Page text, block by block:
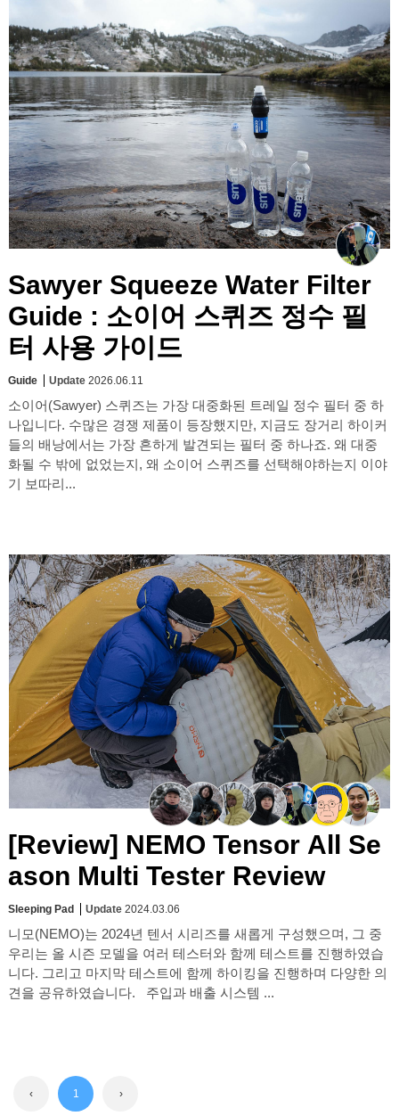
Sawyer Squeeze Water Filter
Guide : 소이어 스퀴즈 정수 필
터 사용 가이드
Guide Update 2026.06.11
소이어(Sawyer) 스퀴즈는 가장 대중화된 트레일 정수 필터 중 하
나입니다. 수많은 경쟁 제품이 등장했지만, 지금도 장거리 하이커
들의 배낭에서는 가장 흔하게 발견되는 필터 중 하나죠. 왜 대중
화될 수 밖에 없었는지, 왜 소이어 스퀴즈를 선택해야하는지 이야
기 보따리...
[Review] NEMO Tensor All Se
ason Multi Tester Review
Sleeping Pad Update 2024.03.06
니모(NEMO)는 2024년 텐서 시리즈를 새롭게 구성했으며, 그 중
우리는 올 시즌 모델을 여러 테스터와 함께 테스트를 진행하였습
니다. 그리고 마지막 테스트에 함께 하이킹을 진행하며 다양한 의
견을 공유하였습니다. 주입과 배출 시스템 ...
‹ 1 ›